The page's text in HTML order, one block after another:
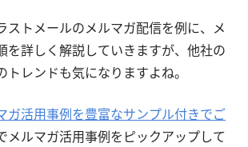
ストメールのメルマガ配信を例に、メ
を詳しく解説していきますが、他社の
トレンドも気になりますよね。
ガ活用事例を豊富なサンプル付きでご
メルマガ活用事例をピックアップして